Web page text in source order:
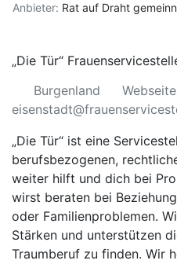
Anbieter: Rat auf Draht
„Die Tür“
Burgenland
Webseite
„Die Tür“ ist eine
berufsbezogenen,
weiter hilft und dich bei
wirst beraten bei
oder Familienproblemen.
Stärken und unterstützen
Traumberuf zu finden. Wir